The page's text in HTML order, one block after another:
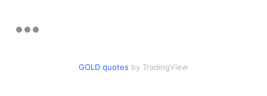
GOLD quotes by TradingView